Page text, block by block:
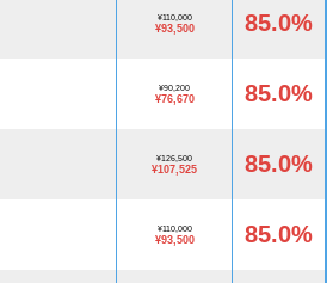
¥110,000
¥93,500 85.0%
¥90,200
¥76,670 85.0%
¥126,500
¥107,525 85.0%
¥110,000
¥93,500 85.0%